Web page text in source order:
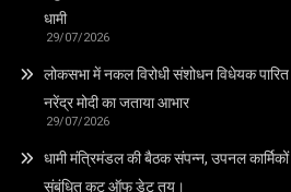
धामी
29/07/2026
लोकसभा में नकल विरोधी संशोधन विधेयक पारित
नरेंद्र मोदी का जताया आभार
29/07/2026
धामी मंत्रिमंडल की बैठक संपन्न, उपनल
संबंधित कट ऑफ डेट तय।